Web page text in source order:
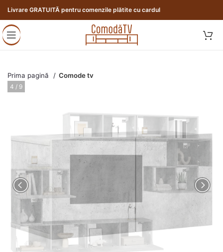
Livrare GRATUITĂ pentru comenzile plătite cu cardul
Prima pagină Comode tv
4 / 9